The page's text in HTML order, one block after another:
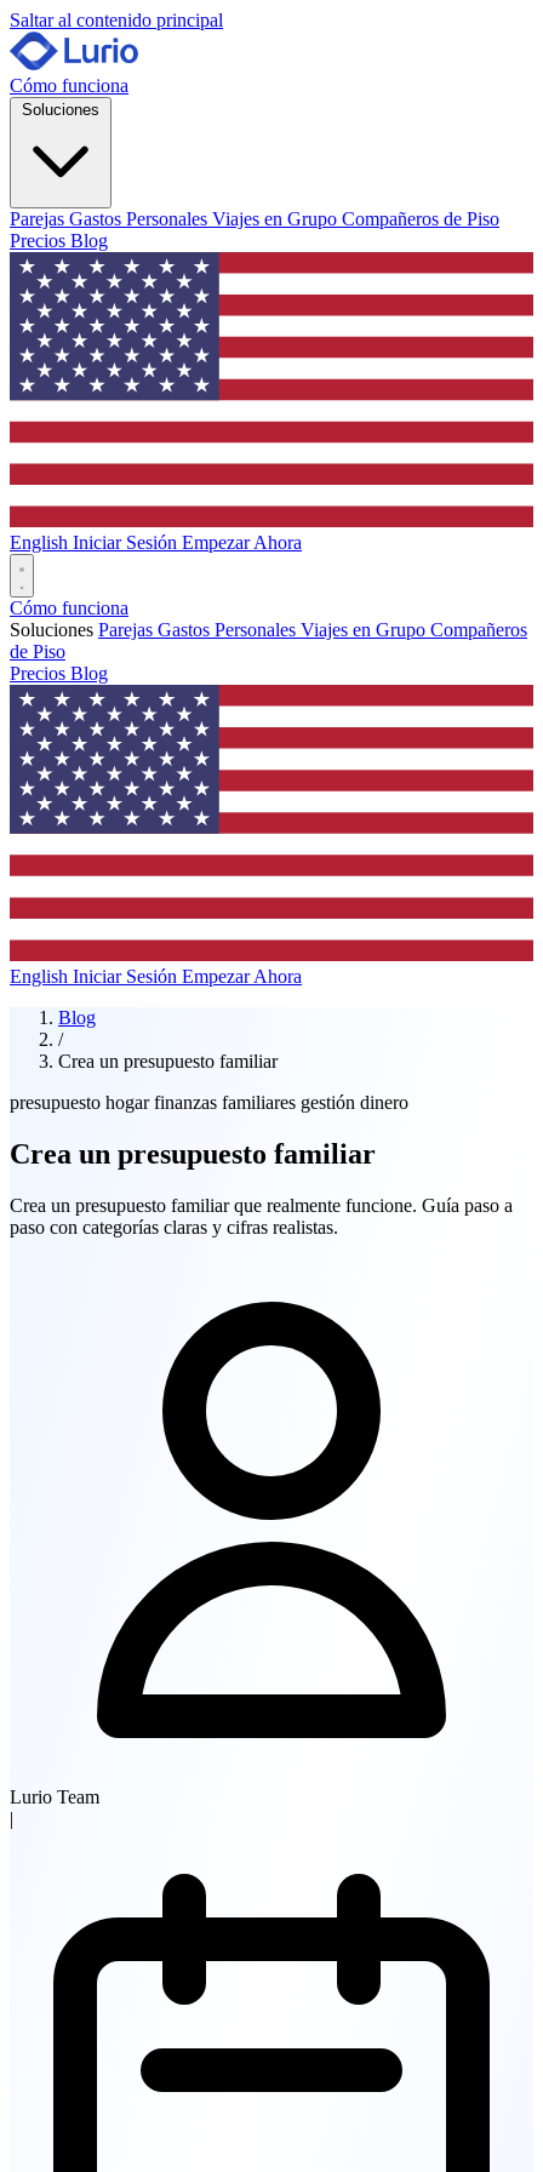
Saltar al contenido principal
Cómo funciona
Parejas Gastos Personales Viajes en Grupo Compañeros de Piso
Precios Blog
English Iniciar Sesión Empezar Ahora
Cómo funciona
Soluciones Parejas Gastos Personales Viajes en Grupo Compañeros
de Piso
Precios Blog
English Iniciar Sesión Empezar Ahora
Blog
/
Crea un presupuesto familiar
presupuesto hogarfinanzas familiares gestión dinero
Crea un presupuesto familiar
Crea un presupuesto familiar que realmente funcione. Guía paso a
paso con categorías claras y cifras realistas.
Lurio Team
|